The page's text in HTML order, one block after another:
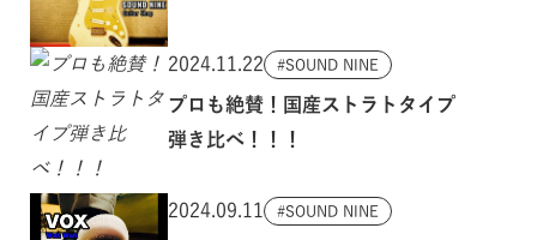
2024.11.22 SOUND NINE
プロも絶賛！国産ストラトタイプ
弾き比べ！！！
2024.09.11 SOUND NINE